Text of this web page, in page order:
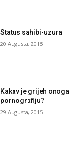
Status sahibi-uzura
20 Augusta, 2015
Kakav je grijeh
pornografiju?
29 Augusta, 2015